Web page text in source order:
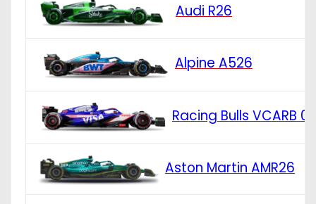
Audi R26
Alpine A526
Racing Bulls VCARB 03
Aston Martin AMR26